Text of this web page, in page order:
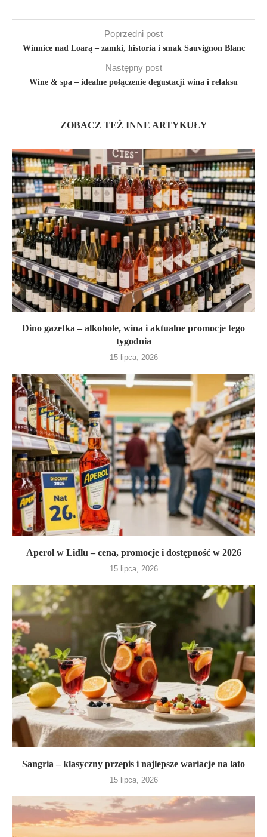
Poprzedni post
Winnice nad Loarą – zamki, historia i smak Sauvignon Blanc
Następny post
Wine & spa – idealne połączenie degustacji wina i relaksu
ZOBACZ TEŻ INNE ARTYKUŁY
Dino gazetka – alkohole, wina i aktualne promocje tego
tygodnia
15 lipca, 2026
Aperol w Lidlu – cena, promocje i dostępność w 2026
15 lipca, 2026
Sangria – klasyczny przepis i najlepsze wariacje na lato
15 lipca, 2026